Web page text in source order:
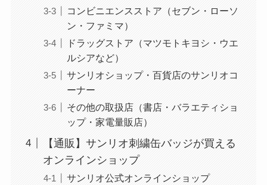
コンビニエンスストア（セブン・ローソ
ン・ファミマ）
ドラッグストア（マツモトキヨシ・ウエ
ルシアなど）
サンリオショップ・百貨店のサンリオコ
ーナー
その他の取扱店（書店・バラエティショ
ップ・家電量販店）
【通販】サンリオ刺繍缶バッジが買える
オンラインショップ
サンリオ公式オンラインショップ